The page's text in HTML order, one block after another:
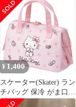
¥ 1,400
スケーター(Skater) ラン
チバッグ 保冷 がま口
女性 サンリオ ハローキ